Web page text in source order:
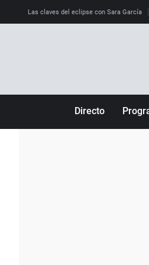
Las claves del eclipse con Sara García
Directo